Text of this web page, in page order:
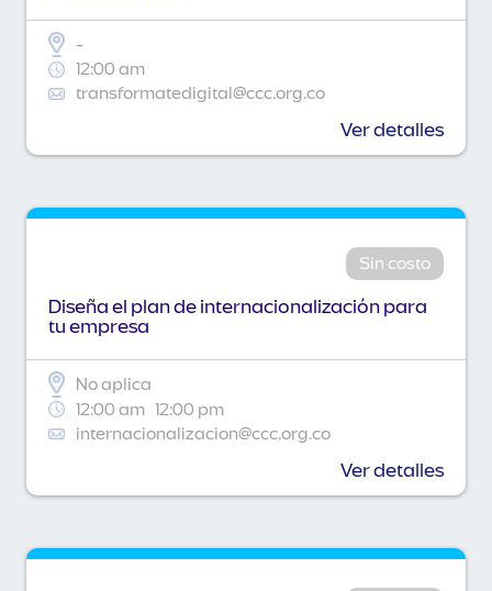
-
12:00 am
transformatedigital@ccc.org.co
Ver detalles
Sin costo
Diseña el plan de internacionalización para
tu empresa
No aplica
12:00 am 12:00 pm
internacionalizacion@ccc.org.co
Ver detalles